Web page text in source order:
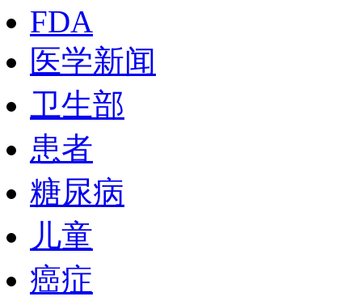
FDA
医学新闻
卫生部
患者
糖尿病
儿童
癌症